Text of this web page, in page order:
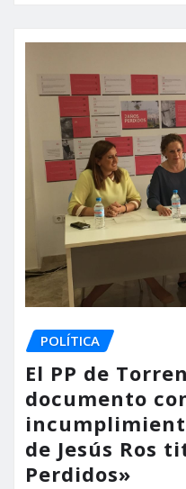
POLÍTICA
El PP de
documento
de Jesús Ros
Perdidos»